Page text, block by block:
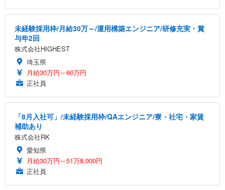
未経験採用枠/月給30万～/運用構築エンジニア/研修充実・賞
与年2回
株式会社HIGHEST
埼玉県
月給30万円～60万円
正社員
「8月入社可」/未経験採用枠/QAエンジニア/寮・社宅・家賃
補助あり
株式会社RK
愛知県
月給30万円～51万8,000円
正社員